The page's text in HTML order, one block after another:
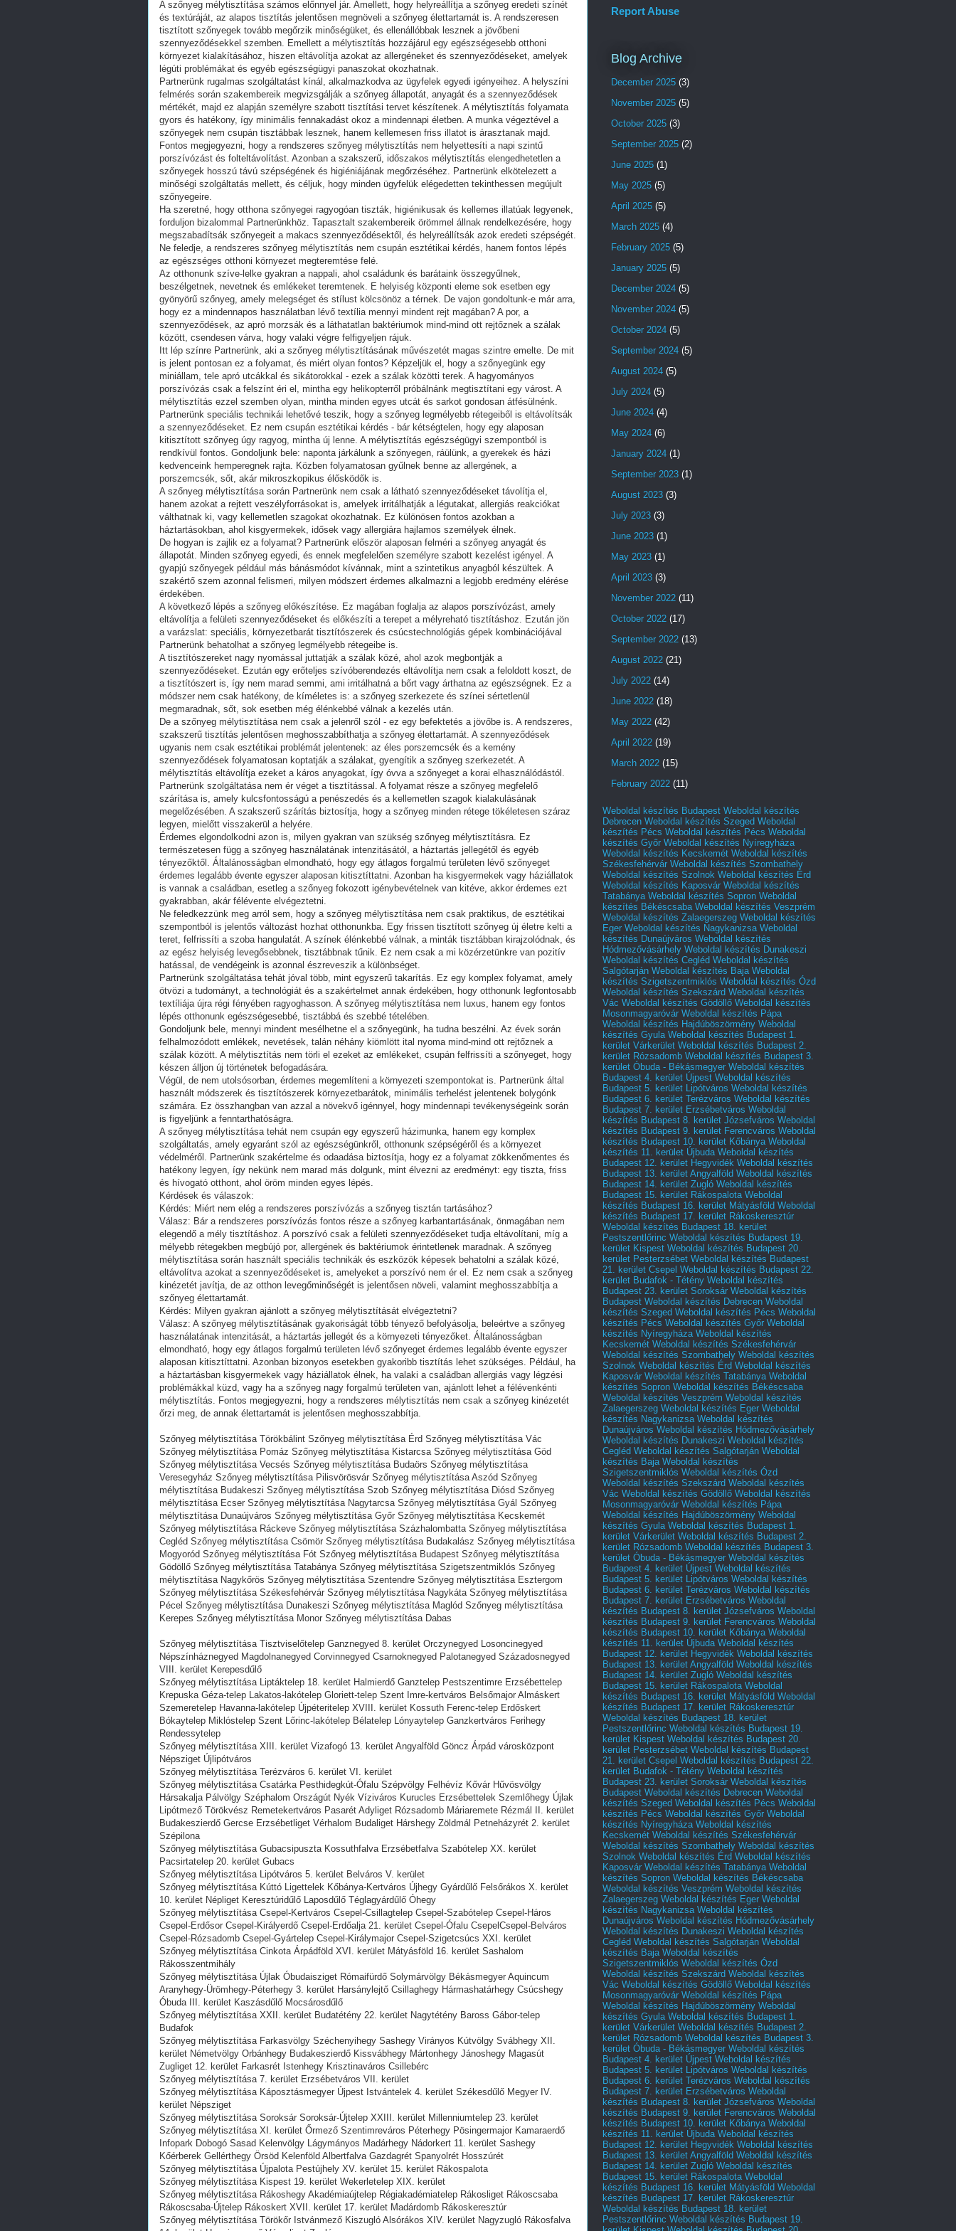
A szőnyeg mélytisztítása számos előnnyel jár. Amellett, hogy helyreállítja a szőnyeg eredeti színét
és textúráját, az alapos tisztítás jelentősen megnöveli a szőnyeg élettartamát is. A rendszeresen
tisztított szőnyegek tovább megőrzik minőségüket, és ellenállóbbak lesznek a jövőbeni
szennyeződésekkel szemben. Emellett a mélytisztítás hozzájárul egy egészségesebb otthoni
környezet kialakításához, hiszen eltávolítja azokat az allergéneket és szennyeződéseket, amelyek
légúti problémákat és egyéb egészségügyi panaszokat okozhatnak.
Partnerünk rugalmas szolgáltatást kínál, alkalmazkodva az ügyfelek egyedi igényeihez. A helyszíni
felmérés során szakembereik megvizsgálják a szőnyeg állapotát, anyagát és a szennyeződések
mértékét, majd ez alapján személyre szabott tisztítási tervet készítenek. A mélytisztítás folyamata
gyors és hatékony, így minimális fennakadást okoz a mindennapi életben. A munka végeztével a
szőnyegek nem csupán tisztábbak lesznek, hanem kellemesen friss illatot is árasztanak majd.
Fontos megjegyezni, hogy a rendszeres szőnyeg mélytisztítás nem helyettesíti a napi szintű
porszívózást és folteltávolítást. Azonban a szakszerű, időszakos mélytisztítás elengedhetetlen a
szőnyegek hosszú távú szépségének és higiéniájának megőrzéséhez. Partnerünk elkötelezett a
minőségi szolgáltatás mellett, és céljuk, hogy minden ügyfelük elégedetten tekinthessen megújult
szőnyegeire.
Ha szeretné, hogy otthona szőnyegei ragyogóan tiszták, higiénikusak és kellemes illatúak legyenek,
forduljon bizalommal Partnerünkhöz. Tapasztalt szakembereik örömmel állnak rendelkezésére, hogy
megszabadítsák szőnyegeit a makacs szennyeződésektől, és helyreállítsák azok eredeti szépségét.
Ne feledje, a rendszeres szőnyeg mélytisztítás nem csupán esztétikai kérdés, hanem fontos lépés
az egészséges otthoni környezet megteremtése felé.
Az otthonunk szíve-lelke gyakran a nappali, ahol családunk és barátaink összegyűlnek,
beszélgetnek, nevetnek és emlékeket teremtenek. E helyiség központi eleme sok esetben egy
gyönyörű szőnyeg, amely melegséget és stílust kölcsönöz a térnek. De vajon gondoltunk-e már arra,
hogy ez a mindennapos használatban lévő textília mennyi mindent rejt magában? A por, a
szennyeződések, az apró morzsák és a láthatatlan baktériumok mind-mind ott rejtőznek a szálak
között, csendesen várva, hogy valaki végre felfigyeljen rájuk.
Itt lép színre Partnerünk, aki a szőnyeg mélytisztításának művészetét magas szintre emelte. De mit
is jelent pontosan ez a folyamat, és miért olyan fontos? Képzeljük el, hogy a szőnyegünk egy
miniállam, tele apró utcákkal és sikátorokkal - ezek a szálak közötti terek. A hagyományos
porszívózás csak a felszínt éri el, mintha egy helikopterről próbálnánk megtisztítani egy várost. A
mélytisztítás ezzel szemben olyan, mintha minden egyes utcát és sarkot gondosan átfésülnénk.
Partnerünk speciális technikái lehetővé teszik, hogy a szőnyeg legmélyebb rétegeiből is eltávolítsák
a szennyeződéseket. Ez nem csupán esztétikai kérdés - bár kétségtelen, hogy egy alaposan
kitisztított szőnyeg úgy ragyog, mintha új lenne. A mélytisztítás egészségügyi szempontból is
rendkívül fontos. Gondoljunk bele: naponta járkálunk a szőnyegen, ráülünk, a gyerekek és házi
kedvenceink hemperegnek rajta. Közben folyamatosan gyűlnek benne az allergének, a
porszemcsék, sőt, akár mikroszkopikus élősködők is.
A szőnyeg mélytisztítása során Partnerünk nem csak a látható szennyeződéseket távolítja el,
hanem azokat a rejtett veszélyforrásokat is, amelyek irritálhatják a légutakat, allergiás reakciókat
válthatnak ki, vagy kellemetlen szagokat okozhatnak. Ez különösen fontos azokban a
háztartásokban, ahol kisgyermekek, idősek vagy allergiára hajlamos személyek élnek.
De hogyan is zajlik ez a folyamat? Partnerünk először alaposan felméri a szőnyeg anyagát és
állapotát. Minden szőnyeg egyedi, és ennek megfelelően személyre szabott kezelést igényel. A
gyapjú szőnyegek például más bánásmódot kívánnak, mint a szintetikus anyagból készültek. A
szakértő szem azonnal felismeri, milyen módszert érdemes alkalmazni a legjobb eredmény elérése
érdekében.
A következő lépés a szőnyeg előkészítése. Ez magában foglalja az alapos porszívózást, amely
eltávolítja a felületi szennyeződéseket és előkészíti a terepet a mélyreható tisztításhoz. Ezután jön
a varázslat: speciális, környezetbarát tisztítószerek és csúcstechnológiás gépek kombinációjával
Partnerünk behatolhat a szőnyeg legmélyebb rétegeibe is.
A tisztítószereket nagy nyomással juttatják a szálak közé, ahol azok megbontják a
szennyeződéseket. Ezután egy erőteljes szívóberendezés eltávolítja nem csak a feloldott koszt, de
a tisztítószert is, így nem marad semmi, ami irritálhatná a bőrt vagy árthatna az egészségnek. Ez a
módszer nem csak hatékony, de kíméletes is: a szőnyeg szerkezete és színei sértetlenül
megmaradnak, sőt, sok esetben még élénkebbé válnak a kezelés után.
De a szőnyeg mélytisztítása nem csak a jelenről szól - ez egy befektetés a jövőbe is. A rendszeres,
szakszerű tisztítás jelentősen meghosszabbíthatja a szőnyeg élettartamát. A szennyeződések
ugyanis nem csak esztétikai problémát jelentenek: az éles porszemcsék és a kemény
szennyeződések folyamatosan koptatják a szálakat, gyengítik a szőnyeg szerkezetét. A
mélytisztítás eltávolítja ezeket a káros anyagokat, így óvva a szőnyeget a korai elhasználódástól.
Partnerünk szolgáltatása nem ér véget a tisztítással. A folyamat része a szőnyeg megfelelő
szárítása is, amely kulcsfontosságú a penészedés és a kellemetlen szagok kialakulásának
megelőzésében. A szakszerű szárítás biztosítja, hogy a szőnyeg minden rétege tökéletesen száraz
legyen, mielőtt visszakerül a helyére.
Érdemes elgondolkodni azon is, milyen gyakran van szükség szőnyeg mélytisztításra. Ez
természetesen függ a szőnyeg használatának intenzitásától, a háztartás jellegétől és egyéb
tényezőktől. Általánosságban elmondható, hogy egy átlagos forgalmú területen lévő szőnyeget
érdemes legalább évente egyszer alaposan kitisztíttatni. Azonban ha kisgyermekek vagy háziállatok
is vannak a családban, esetleg a szőnyeg fokozott igénybevételnek van kitéve, akkor érdemes ezt
gyakrabban, akár félévente elvégeztetni.
Ne feledkezzünk meg arról sem, hogy a szőnyeg mélytisztítása nem csak praktikus, de esztétikai
szempontból is jelentős változást hozhat otthonunkba. Egy frissen tisztított szőnyeg új életre kelti a
teret, felfrissíti a szoba hangulatát. A színek élénkebbé válnak, a minták tisztábban kirajzolódnak, és
az egész helyiség levegősebbnek, tisztábbnak tűnik. Ez nem csak a mi közérzetünkre van pozitív
hatással, de vendégeink is azonnal észreveszik a különbséget.
Partnerünk szolgáltatása tehát jóval több, mint egyszerű takarítás. Ez egy komplex folyamat, amely
ötvözi a tudományt, a technológiát és a szakértelmet annak érdekében, hogy otthonunk legfontosabb
textíliája újra régi fényében ragyoghasson. A szőnyeg mélytisztítása nem luxus, hanem egy fontos
lépés otthonunk egészségesebbé, tisztábbá és szebbé tételében.
Gondoljunk bele, mennyi mindent mesélhetne el a szőnyegünk, ha tudna beszélni. Az évek során
felhalmozódott emlékek, nevetések, talán néhány kiömlött ital nyoma mind-mind ott rejtőznek a
szálak között. A mélytisztítás nem törli el ezeket az emlékeket, csupán felfrissíti a szőnyeget, hogy
készen álljon új történetek befogadására.
Végül, de nem utolsósorban, érdemes megemlíteni a környezeti szempontokat is. Partnerünk által
használt módszerek és tisztítószerek környezetbarátok, minimális terhelést jelentenek bolygónk
számára. Ez összhangban van azzal a növekvő igénnyel, hogy mindennapi tevékenységeink során
is figyeljünk a fenntarthatóságra.
A szőnyeg mélytisztítása tehát nem csupán egy egyszerű házimunka, hanem egy komplex
szolgáltatás, amely egyaránt szól az egészségünkről, otthonunk szépségéről és a környezet
védelméről. Partnerünk szakértelme és odaadása biztosítja, hogy ez a folyamat zökkenőmentes és
hatékony legyen, így nekünk nem marad más dolgunk, mint élvezni az eredményt: egy tiszta, friss
és hívogató otthont, ahol öröm minden egyes lépés.
Kérdések és válaszok:
Kérdés: Miért nem elég a rendszeres porszívózás a szőnyeg tisztán tartásához?
Válasz: Bár a rendszeres porszívózás fontos része a szőnyeg karbantartásának, önmagában nem
elegendő a mély tisztításhoz. A porszívó csak a felületi szennyeződéseket tudja eltávolítani, míg a
mélyebb rétegekben megbújó por, allergének és baktériumok érintetlenek maradnak. A szőnyeg
mélytisztítása során használt speciális technikák és eszközök képesek behatolni a szálak közé,
eltávolítva azokat a szennyeződéseket is, amelyeket a porszívó nem ér el. Ez nem csak a szőnyeg
kinézetét javítja, de az otthon levegőminőségét is jelentősen növeli, valamint meghosszabbítja a
szőnyeg élettartamát.
Kérdés: Milyen gyakran ajánlott a szőnyeg mélytisztítását elvégeztetni?
Válasz: A szőnyeg mélytisztításának gyakoriságát több tényező befolyásolja, beleértve a szőnyeg
használatának intenzitását, a háztartás jellegét és a környezeti tényezőket. Általánosságban
elmondható, hogy egy átlagos forgalmú területen lévő szőnyeget érdemes legalább évente egyszer
alaposan kitisztíttatni. Azonban bizonyos esetekben gyakoribb tisztítás lehet szükséges. Például, ha
a háztartásban kisgyermekek vagy háziállatok élnek, ha valaki a családban allergiás vagy légzési
problémákkal küzd, vagy ha a szőnyeg nagy forgalmú területen van, ajánlott lehet a félévenkénti
mélytisztítás. Fontos megjegyezni, hogy a rendszeres mélytisztítás nem csak a szőnyeg kinézetét
őrzi meg, de annak élettartamát is jelentősen meghosszabbítja.
Szőnyeg mélytisztítása Törökbálint Szőnyeg mélytisztítása Érd Szőnyeg mélytisztítása Vác
Szőnyeg mélytisztítása Pomáz Szőnyeg mélytisztítása Kistarcsa Szőnyeg mélytisztítása Göd
Szőnyeg mélytisztítása Vecsés Szőnyeg mélytisztítása Budaörs Szőnyeg mélytisztítása
Veresegyház Szőnyeg mélytisztítása Pilisvörösvár Szőnyeg mélytisztítása Aszód Szőnyeg
mélytisztítása Budakeszi Szőnyeg mélytisztítása Szob Szőnyeg mélytisztítása Diósd Szőnyeg
mélytisztítása Ecser Szőnyeg mélytisztítása Nagytarcsa Szőnyeg mélytisztítása Gyál Szőnyeg
mélytisztítása Dunaújváros Szőnyeg mélytisztítása Győr Szőnyeg mélytisztítása Kecskemét
Szőnyeg mélytisztítása Ráckeve Szőnyeg mélytisztítása Százhalombatta Szőnyeg mélytisztítása
Cegléd Szőnyeg mélytisztítása Csömör Szőnyeg mélytisztítása Budakalász Szőnyeg mélytisztítása
Mogyoród Szőnyeg mélytisztítása Fót Szőnyeg mélytisztítása Budapest Szőnyeg mélytisztítása
Gödöllő Szőnyeg mélytisztítása Tatabánya Szőnyeg mélytisztítása Szigetszentmiklós Szőnyeg
mélytisztítása Nagykőrös Szőnyeg mélytisztítása Szentendre Szőnyeg mélytisztítása Esztergom
Szőnyeg mélytisztítása Székesfehérvár Szőnyeg mélytisztítása Nagykáta Szőnyeg mélytisztítása
Pécel Szőnyeg mélytisztítása Dunakeszi Szőnyeg mélytisztítása Maglód Szőnyeg mélytisztítása
Kerepes Szőnyeg mélytisztítása Monor Szőnyeg mélytisztítása Dabas
Szőnyeg mélytisztítása Tisztviselőtelep Ganznegyed 8. kerület Orczynegyed Losoncinegyed
Népszínháznegyed Magdolnanegyed Corvinnegyed Csarnoknegyed Palotanegyed Századosnegyed
VIII. kerület Kerepesdűlő
Szőnyeg mélytisztítása Liptáktelep 18. kerület Halmierdő Ganztelep Pestszentimre Erzsébettelep
Krepuska Géza-telep Lakatos-lakótelep Gloriett-telep Szent Imre-kertváros Belsőmajor Almáskert
Szemeretelep Havanna-lakótelep Újpéteritelep XVIII. kerület Kossuth Ferenc-telep Erdőskert
Bókaytelep Miklóstelep Szent Lőrinc-lakótelep Bélatelep Lónyaytelep Ganzkertváros Ferihegy
Rendessytelep
Szőnyeg mélytisztítása XIII. kerület Vizafogó 13. kerület Angyalföld Göncz Árpád városközpont
Népsziget Újlipótváros
Szőnyeg mélytisztítása Terézváros 6. kerület VI. kerület
Szőnyeg mélytisztítása Csatárka Pesthidegkút-Ófalu Szépvölgy Felhévíz Kővár Hűvösvölgy
Hársakalja Pálvölgy Széphalom Országút Nyék Víziváros Kurucles Erzsébettelek Szemlőhegy Újlak
Lipótmező Törökvész Remetekertváros Pasarét Adyliget Rózsadomb Máriaremete Rézmál II. kerület
Budakeszierdő Gercse Erzsébetliget Vérhalom Budaliget Hárshegy Zöldmál Petneházyrét 2. kerület
Szépilona
Szőnyeg mélytisztítása Gubacsipuszta Kossuthfalva Erzsébetfalva Szabótelep XX. kerület
Pacsirtatelep 20. kerület Gubacs
Szőnyeg mélytisztítása Lipótváros 5. kerület Belváros V. kerület
Szőnyeg mélytisztítása Kúttó Ligettelek Kőbánya-Kertváros Újhegy Gyárdűlő Felsőrákos X. kerület
10. kerület Népliget Keresztúridűlő Laposdűlő Téglagyárdűlő Óhegy
Szőnyeg mélytisztítása Csepel-Kertváros Csepel-Csillagtelep Csepel-Szabótelep Csepel-Háros
Csepel-Erdősor Csepel-Királyerdő Csepel-Erdőalja 21. kerület Csepel-Ófalu CsepelCsepel-Belváros
Csepel-Rózsadomb Csepel-Gyártelep Csepel-Királymajor Csepel-Szigetcsúcs XXI. kerület
Szőnyeg mélytisztítása Cinkota Árpádföld XVI. kerület Mátyásföld 16. kerület Sashalom
Rákosszentmihály
Szőnyeg mélytisztítása Újlak Óbudaisziget Rómaifürdő Solymárvölgy Békásmegyer Aquincum
Aranyhegy-Ürömhegy-Péterhegy 3. kerület Harsánylejtő Csillaghegy Hármashatárhegy Csúcshegy
Óbuda III. kerület Kaszásdűlő Mocsárosdűlő
Szőnyeg mélytisztítása XXII. kerület Budatétény 22. kerület Nagytétény Baross Gábor-telep
Budafok
Szőnyeg mélytisztítása Farkasvölgy Széchenyihegy Sashegy Virányos Kútvölgy Svábhegy XII.
kerület Németvölgy Orbánhegy Budakeszierdő Kissvábhegy Mártonhegy Jánoshegy Magasút
Zugliget 12. kerület Farkasrét Istenhegy Krisztinaváros Csillebérc
Szőnyeg mélytisztítása 7. kerület Erzsébetváros VII. kerület
Szőnyeg mélytisztítása Káposztásmegyer Újpest Istvántelek 4. kerület Székesdűlő Megyer IV.
kerület Népsziget
Szőnyeg mélytisztítása Soroksár Soroksár-Újtelep XXIII. kerület Millenniumtelep 23. kerület
Szőnyeg mélytisztítása XI. kerület Őrmező Szentimreváros Péterhegy Pösingermajor Kamaraerdő
Infopark Dobogó Sasad Kelenvölgy Lágymányos Madárhegy Nádorkert 11. kerület Sashegy
Kőérberek Gellérthegy Örsöd Kelenföld Albertfalva Gazdagrét Spanyolrét Hosszúrét
Szőnyeg mélytisztítása Újpalota Pestújhely XV. kerület 15. kerület Rákospalota
Szőnyeg mélytisztítása Kispest 19. kerület Wekerletelep XIX. kerület
Szőnyeg mélytisztítása Rákoshegy Akadémiaújtelep Régiakadémiatelep Rákosliget Rákoscsaba
Rákoscsaba-Újtelep Rákoskert XVII. kerület 17. kerület Madárdomb Rákoskeresztúr
Szőnyeg mélytisztítása Törökőr Istvánmező Kiszugló Alsórákos XIV. kerület Nagyzugló Rákosfalva
Report Abuse
Blog Archive
December 2025 (3)
November 2025 (5)
October 2025 (3)
September 2025 (2)
June 2025 (1)
May 2025 (5)
April 2025 (5)
March 2025 (4)
February 2025 (5)
January 2025 (5)
December 2024 (5)
November 2024 (5)
October 2024 (5)
September 2024 (5)
August 2024 (5)
July 2024 (5)
June 2024 (4)
May 2024 (6)
January 2024 (1)
September 2023 (1)
August 2023 (3)
July 2023 (3)
June 2023 (1)
May 2023 (1)
April 2023 (3)
November 2022 (11)
October 2022 (17)
September 2022 (13)
August 2022 (21)
July 2022 (14)
June 2022 (18)
May 2022 (42)
April 2022 (19)
March 2022 (15)
February 2022 (11)
Weboldal készítés Budapest Weboldal készítés
Debrecen Weboldal készítés Szeged Weboldal
készítés Pécs Weboldal készítés Pécs Weboldal
készítés Győr Weboldal készítés Nyíregyháza
Weboldal készítés Kecskemét Weboldal készítés
Székesfehérvár Weboldal készítés Szombathely
Weboldal készítés Szolnok Weboldal készítés Érd
Weboldal készítés Kaposvár Weboldal készítés
Tatabánya Weboldal készítés Sopron Weboldal
készítés Békéscsaba Weboldal készítés Veszprém
Weboldal készítés Zalaegerszeg Weboldal készítés
Eger Weboldal készítés Nagykanizsa Weboldal
készítés Dunaújváros Weboldal készítés
Hódmezővásárhely Weboldal készítés Dunakeszi
Weboldal készítés Cegléd Weboldal készítés
Salgótarján Weboldal készítés Baja Weboldal
készítés Szigetszentmiklós Weboldal készítés Ózd
Weboldal készítés Szekszárd Weboldal készítés
Vác Weboldal készítés Gödöllő Weboldal készítés
Mosonmagyaróvár Weboldal készítés Pápa
Weboldal készítés Hajdúböszörmény Weboldal
készítés Gyula Weboldal készítés Budapest 1.
kerület Várkerület Weboldal készítés Budapest 2.
kerület Rózsadomb Weboldal készítés Budapest 3.
kerület Óbuda - Békásmegyer Weboldal készítés
Budapest 4. kerület Újpest Weboldal készítés
Budapest 5. kerület Lipótváros Weboldal készítés
Budapest 6. kerület Terézváros Weboldal készítés
Budapest 7. kerület Erzsébetváros Weboldal
készítés Budapest 8. kerület Józsefváros Weboldal
készítés Budapest 9. kerület Ferencváros Weboldal
készítés Budapest 10. kerület Kőbánya Weboldal
készítés 11. kerület Újbuda Weboldal készítés
Budapest 12. kerület Hegyvidék Weboldal készítés
Budapest 13. kerület Angyalföld Weboldal készítés
Budapest 14. kerület Zugló Weboldal készítés
Budapest 15. kerület Rákospalota Weboldal
készítés Budapest 16. kerület Mátyásföld Weboldal
készítés Budapest 17. kerület Rákoskeresztúr
Weboldal készítés Budapest 18. kerület
Pestszentlőrinc Weboldal készítés Budapest 19.
kerület Kispest Weboldal készítés Budapest 20.
kerület Pesterzsébet Weboldal készítés Budapest
21. kerület Csepel Weboldal készítés Budapest 22.
kerület Budafok - Tétény Weboldal készítés
Budapest 23. kerület Soroksár Weboldal készítés
Budapest Weboldal készítés Debrecen Weboldal
készítés Szeged Weboldal készítés Pécs Weboldal
készítés Pécs Weboldal készítés Győr Weboldal
készítés Nyíregyháza Weboldal készítés
Kecskemét Weboldal készítés Székesfehérvár
Weboldal készítés Szombathely Weboldal készítés
Szolnok Weboldal készítés Érd Weboldal készítés
Kaposvár Weboldal készítés Tatabánya Weboldal
készítés Sopron Weboldal készítés Békéscsaba
Weboldal készítés Veszprém Weboldal készítés
Zalaegerszeg Weboldal készítés Eger Weboldal
készítés Nagykanizsa Weboldal készítés
Dunaújváros Weboldal készítés Hódmezővásárhely
Weboldal készítés Dunakeszi Weboldal készítés
Cegléd Weboldal készítés Salgótarján Weboldal
készítés Baja Weboldal készítés
Szigetszentmiklós Weboldal készítés Ózd
Weboldal készítés Szekszárd Weboldal készítés
Vác Weboldal készítés Gödöllő Weboldal készítés
Mosonmagyaróvár Weboldal készítés Pápa
Weboldal készítés Hajdúböszörmény Weboldal
készítés Gyula Weboldal készítés Budapest 1.
kerület Várkerület Weboldal készítés Budapest 2.
kerület Rózsadomb Weboldal készítés Budapest 3.
kerület Óbuda - Békásmegyer Weboldal készítés
Budapest 4. kerület Újpest Weboldal készítés
Budapest 5. kerület Lipótváros Weboldal készítés
Budapest 6. kerület Terézváros Weboldal készítés
Budapest 7. kerület Erzsébetváros Weboldal
készítés Budapest 8. kerület Józsefváros Weboldal
készítés Budapest 9. kerület Ferencváros Weboldal
készítés Budapest 10. kerület Kőbánya Weboldal
készítés 11. kerület Újbuda Weboldal készítés
Budapest 12. kerület Hegyvidék Weboldal készítés
Budapest 13. kerület Angyalföld Weboldal készítés
Budapest 14. kerület Zugló Weboldal készítés
Budapest 15. kerület Rákospalota Weboldal
készítés Budapest 16. kerület Mátyásföld Weboldal
készítés Budapest 17. kerület Rákoskeresztúr
Weboldal készítés Budapest 18. kerület
Pestszentlőrinc Weboldal készítés Budapest 19.
kerület Kispest Weboldal készítés Budapest 20.
kerület Pesterzsébet Weboldal készítés Budapest
21. kerület Csepel Weboldal készítés Budapest 22.
kerület Budafok - Tétény Weboldal készítés
Budapest 23. kerület Soroksár Weboldal készítés
Budapest Weboldal készítés Debrecen Weboldal
készítés Szeged Weboldal készítés Pécs Weboldal
készítés Pécs Weboldal készítés Győr Weboldal
készítés Nyíregyháza Weboldal készítés
Kecskemét Weboldal készítés Székesfehérvár
Weboldal készítés Szombathely Weboldal készítés
Szolnok Weboldal készítés Érd Weboldal készítés
Kaposvár Weboldal készítés Tatabánya Weboldal
készítés Sopron Weboldal készítés Békéscsaba
Weboldal készítés Veszprém Weboldal készítés
Zalaegerszeg Weboldal készítés Eger Weboldal
készítés Nagykanizsa Weboldal készítés
Dunaújváros Weboldal készítés Hódmezővásárhely
Weboldal készítés Dunakeszi Weboldal készítés
Cegléd Weboldal készítés Salgótarján Weboldal
készítés Baja Weboldal készítés
Szigetszentmiklós Weboldal készítés Ózd
Weboldal készítés Szekszárd Weboldal készítés
Vác Weboldal készítés Gödöllő Weboldal készítés
Mosonmagyaróvár Weboldal készítés Pápa
Weboldal készítés Hajdúböszörmény Weboldal
készítés Gyula Weboldal készítés Budapest 1.
kerület Várkerület Weboldal készítés Budapest 2.
kerület Rózsadomb Weboldal készítés Budapest 3.
kerület Óbuda - Békásmegyer Weboldal készítés
Budapest 4. kerület Újpest Weboldal készítés
Budapest 5. kerület Lipótváros Weboldal készítés
Budapest 6. kerület Terézváros Weboldal készítés
Budapest 7. kerület Erzsébetváros Weboldal
készítés Budapest 8. kerület Józsefváros Weboldal
készítés Budapest 9. kerület Ferencváros Weboldal
készítés Budapest 10. kerület Kőbánya Weboldal
készítés 11. kerület Újbuda Weboldal készítés
Budapest 12. kerület Hegyvidék Weboldal készítés
Budapest 13. kerület Angyalföld Weboldal készítés
Budapest 14. kerület Zugló Weboldal készítés
Budapest 15. kerület Rákospalota Weboldal
készítés Budapest 16. kerület Mátyásföld Weboldal
készítés Budapest 17. kerület Rákoskeresztúr
Weboldal készítés Budapest 18. kerület
Pestszentlőrinc Weboldal készítés Budapest 19.